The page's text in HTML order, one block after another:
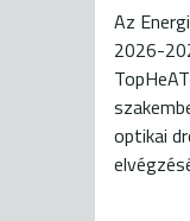
Az
2026-
optikai